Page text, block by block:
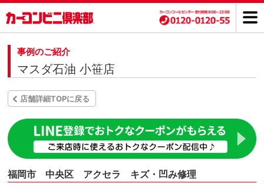
事例のご紹介
マスダ石油 小笹店
店舗詳細TOPに戻る
福岡市 中央区 アクセラ キズ・凹み修理